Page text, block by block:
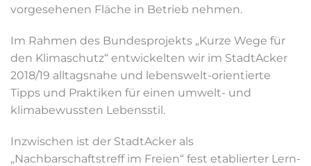
vorgesehenen Fläche in Betrieb nehmen.
Im Rahmen des Bundesprojekts „Kurze Wege für
den Klimaschutz“ entwickelten wir im StadtAcker
2018/19 alltagsnahe und lebenswelt-orientierte
Tipps und Praktiken für einen umwelt- und
klimabewussten Lebensstil.
Inzwischen ist der StadtAcker als
„Nachbarschaftstreff im Freien“ fest etablierter Lern-